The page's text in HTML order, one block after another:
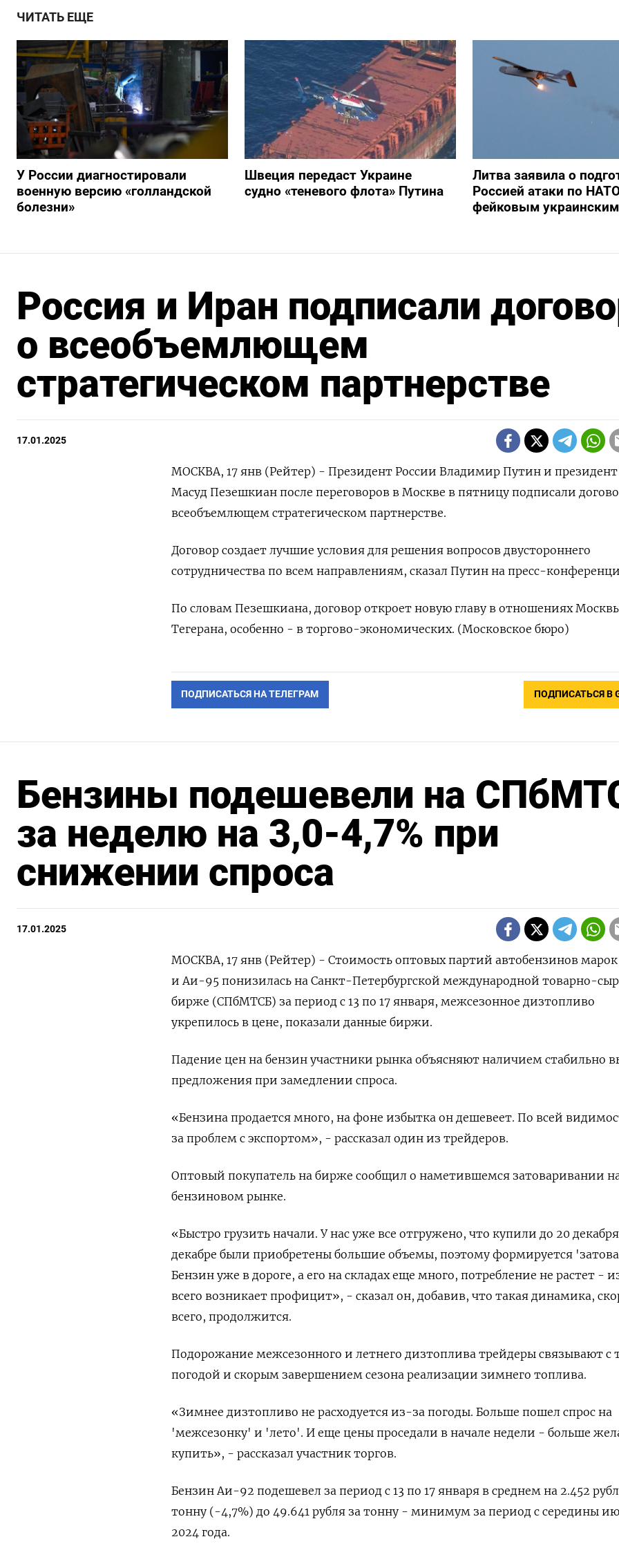
ЧИТАТЬ ЕЩЕ
У России диагностировали
военную версию «голландской
болезни»
Швеция передаст Украине
судно «теневого флота» Путина
Литва заявила о
Россией атаки по
фейковым
Россия и Иран подписали
о всеобъемлющем
стратегическом партнерстве
17.01.2025
МОСКВА, 17 янв (Рейтер) - Президент России Владимир Путин и
Масуд Пезешкиан после переговоров в Москве в пятницу подписали
всеобъемлющем стратегическом партнерстве.
Договор создает лучшие условия для решения вопросов двустороннего
сотрудничества по всем направлениям, сказал Путин на пресс-
По словам Пезешкиана, договор откроет новую главу в отношениях
Тегерана, особенно - в торгово-экономических. (Московское бюро)
ПОДПИСАТЬСЯ НА ТЕЛЕГРАМ ПОДПИСАТЬСЯ В
Бензины подешевели на
за неделю на 3,0-4,7% при
снижении спроса
17.01.2025
МОСКВА, 17 янв (Рейтер) - Стоимость оптовых партий автобензинов
и Аи-95 понизилась на Санкт-Петербургской международной товарно-
бирже (СПбМТСБ) за период с 13 по 17 января, межсезонное дизтопливо
укрепилось в цене, показали данные биржи.
Падение цен на бензин участники рынка объясняют наличием стабильно
предложения при замедлении спроса.
«Бензина продается много, на фоне избытка он дешевеет. По всей
за проблем с экспортом», - рассказал один из трейдеров.
Оптовый покупатель на бирже сообщил о наметившемся затоваривании
бензиновом рынке.
«Быстро грузить начали. У нас уже все отгружено, что купили до 20
декабре были приобретены большие объемы, поэтому формируется
Бензин уже в дороге, а его на складах еще много, потребление не растет -
всего возникает профицит», - сказал он, добавив, что такая динамика,
всего, продолжится.
Подорожание межсезонного и летнего дизтоплива трейдеры связывают с
погодой и скорым завершением сезона реализации зимнего топлива.
«Зимнее дизтопливо не расходуется из-за погоды. Больше пошел спрос на
'межсезонку' и 'лето'. И еще цены проседали в начале недели - больше
купить», - рассказал участник торгов.
Бензин Аи-92 подешевел за период с 13 по 17 января в среднем на 2.452
тонну (-4,7%) до 49.641 рубля за тонну - минимум за период с середины
2024 года.